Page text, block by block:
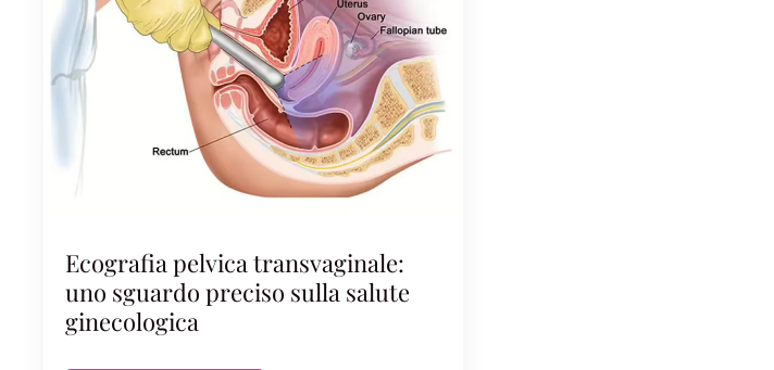
Ecografia pelvica transvaginale:
uno sguardo preciso sulla salute
ginecologica